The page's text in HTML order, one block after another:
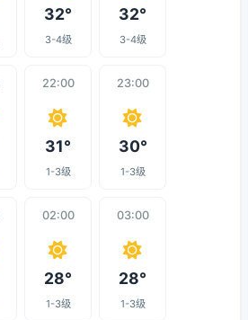
32°
3-4级
32°
3-4级
22:00
31°
1-3级
23:00
30°
1-3级
02:00
28°
1-3级
03:00
28°
1-3级